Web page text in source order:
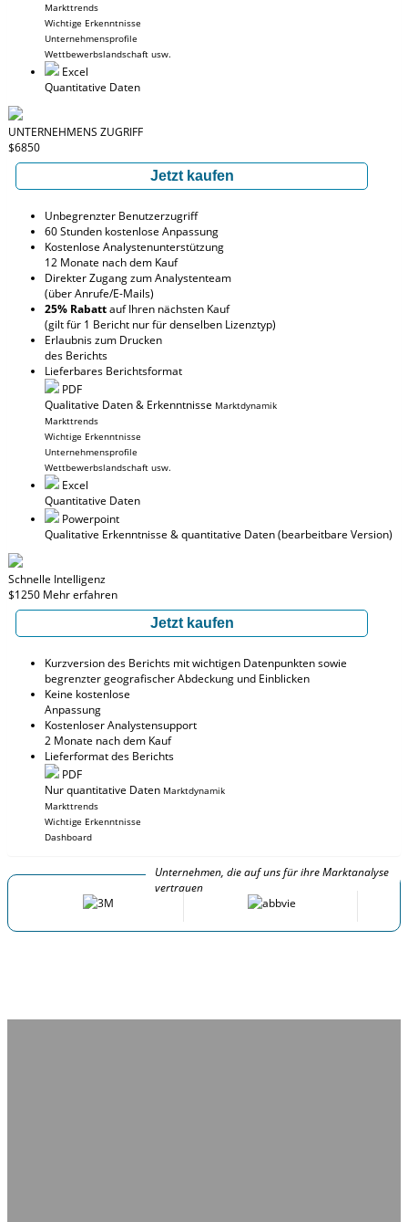
Markttrends
Wichtige Erkenntnisse
Unternehmensprofile
Wettbewerbslandschaft usw.
Excel
Quantitative Daten
UNTERNEHMENS ZUGRIFF
$6850
Jetzt kaufen
Unbegrenzter Benutzerzugriff
60 Stunden kostenlose Anpassung
Kostenlose Analystenunterstützung
12 Monate nach dem Kauf
Direkter Zugang zum Analystenteam
(über Anrufe/E-Mails)
25% Rabattauf Ihren nächsten Kauf
(gilt für 1 Bericht nur für denselben Lizenztyp)
Erlaubnis zum Drucken
des Berichts
Lieferbares Berichtsformat
PDF
Qualitative Daten & Erkenntnisse Marktdynamik
Markttrends
Wichtige Erkenntnisse
Unternehmensprofile
Wettbewerbslandschaft usw.
Excel
Quantitative Daten
Powerpoint
Qualitative Erkenntnisse & quantitative Daten(bearbeitbare Version)
Schnelle Intelligenz
$1250 Mehr erfahren
Jetzt kaufen
Kurzversion des Berichts mit wichtigen Datenpunkten sowie
begrenzter geografischer Abdeckung und Einblicken
Keine kostenlose
Anpassung
Kostenloser Analystensupport
2 Monate nach dem Kauf
Lieferformat des Berichts
PDF
Nur quantitative Daten Marktdynamik
Markttrends
Wichtige Erkenntnisse
Dashboard
Unternehmen, die auf uns für ihre Marktanalyse
vertrauen